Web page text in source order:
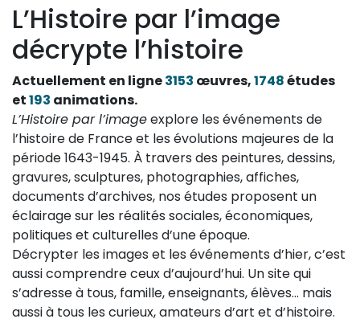
L’Histoire par l’image
décrypte l’histoire
Actuellement en ligne3153 œuvres,1748études
et193 animations.
L’Histoire par l’imageexplore les événements de
l’histoire de France et les évolutions majeures de la
période 1643-1945. À travers des peintures, dessins,
gravures, sculptures, photographies, affiches,
documents d’archives, nos études proposent un
éclairage sur les réalités sociales, économiques,
politiques et culturelles d’une époque.
Décrypter les images et les événements d’hier, c’est
aussi comprendre ceux d’aujourd’hui. Un site qui
s’adresse à tous, famille, enseignants, élèves… mais
aussi à tous les curieux, amateurs d’art et d’histoire.